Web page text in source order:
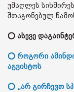
უმაღლეს
შთაგონებულ
⭕ ასევე
⭕ როგორი
აგვისტოს
⭕ „არ გირჩევთ